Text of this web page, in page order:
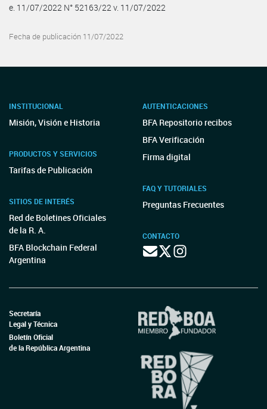
e. 11/07/2022 N° 52163/22 v. 11/07/2022
Fecha de publicación 11/07/2022
INSTITUCIONAL
Misión, Visión e Historia
PRODUCTOS Y SERVICIOS
Tarifas de Publicación
SITIOS DE INTERÉS
Red de Boletines Oficiales
de la R. A.
BFA Blockchain Federal
Argentina
AUTENTICACIONES
BFA Repositorio recibos
BFA Verificación
Firma digital
FAQ Y TUTORIALES
Preguntas Frecuentes
CONTACTO
Secretaría
Legal y Técnica
Boletín Oficial
de la República Argentina